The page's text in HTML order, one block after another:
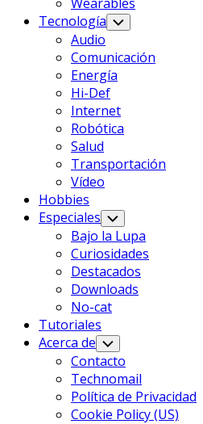
Tecnología Alternar
Menú
Audio
Comunicación
Energía
Hi-Def
Internet
Robótica
Salud
Transportación
Vídeo
Hobbies
Especiales Alternar
Menú
Infantil
Bajo la Lupa
Curiosidades
Destacados
Downloads
No-cat
Tutoriales
Acerca de Alternar
Menú
Infantil
Contacto
Technomail
Política de Privacidad
Cookie Policy (US)